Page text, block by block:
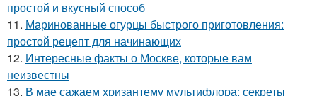
простой и вкусный способ
11. Маринованные огурцы быстрого приготовления:
простой рецепт для начинающих
12. Интересные факты о Москве, которые вам
неизвестны
13. В мае сажаем хризантему мультифлора: секреты